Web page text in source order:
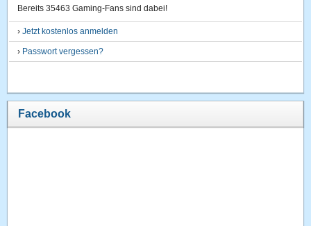
Bereits 35463 Gaming-Fans sind dabei!
›Jetzt kostenlos anmelden
› Passwort vergessen?
Facebook